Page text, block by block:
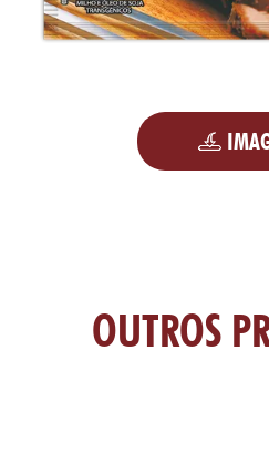
OUTROS